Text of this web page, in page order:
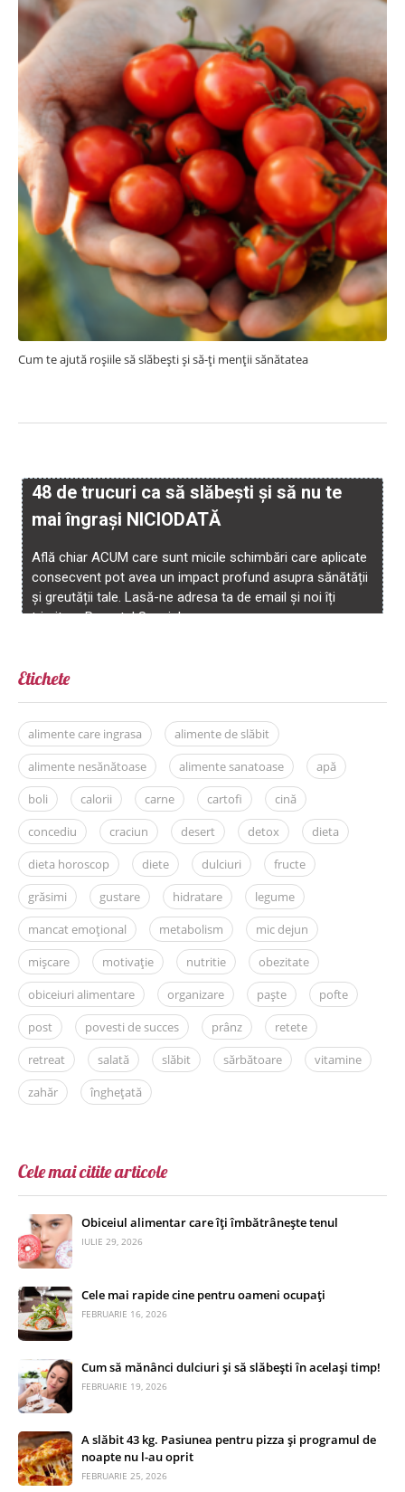
Cum te ajută roșiile să slăbești și să-ți menții sănătatea
Etichete
alimente care ingrasa
alimente de slăbit
alimente nesănătoase
alimente sanatoase
apă
boli
calorii carne cartofi
cină
concediu
craciun desert detox
dieta
dieta horoscop
diete dulciuri
fructe
grăsimi
gustare hidratare
legume
mancat emoțional
metabolism
mic dejun
mișcare
motivație nutritie
obezitate
obiceiuri alimentare
organizare paște
pofte
post
povesti de succes prânz
retete
retreat
salată slăbit sărbătoare
vitamine
zahăr
înghețată
Cele mai citite articole
Obiceiul alimentar care îți îmbătrânește tenul
IULIE 29, 2026
Cele mai rapide cine pentru oameni ocupați
FEBRUARIE 16, 2026
Cum să mănânci dulciuri și să slăbești în același timp!
FEBRUARIE 19, 2026
A slăbit 43 kg. Pasiunea pentru pizza și programul de
noapte nu l-au oprit
FEBRUARIE 25, 2026